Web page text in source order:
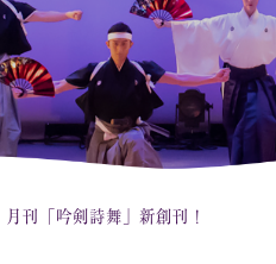
月刊「吟剣詩舞」新創刊！